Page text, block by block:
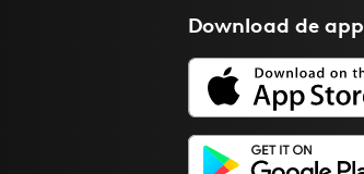
Download deapp